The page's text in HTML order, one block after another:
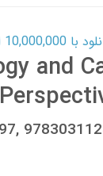
کلیک کنید
and